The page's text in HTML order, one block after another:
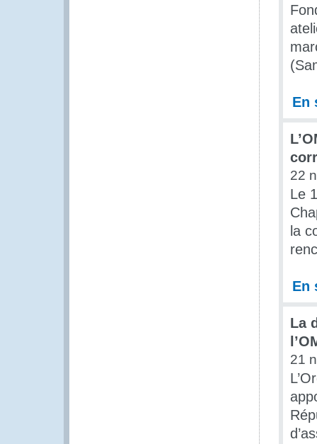
En
22
Le
la
En
La
21